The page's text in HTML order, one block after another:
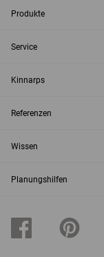
Produkte
Service
Kinnarps
Referenzen
Wissen
Planungshilfen